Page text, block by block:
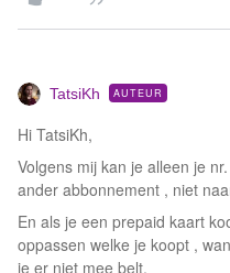
TatsiKh AUTEUR
Hi TatsiKh,
Volgens mij kan je alleen je
ander abbonnement , niet
En als je een prepaid kaart
oppassen welke je koopt ,
je er niet mee belt.